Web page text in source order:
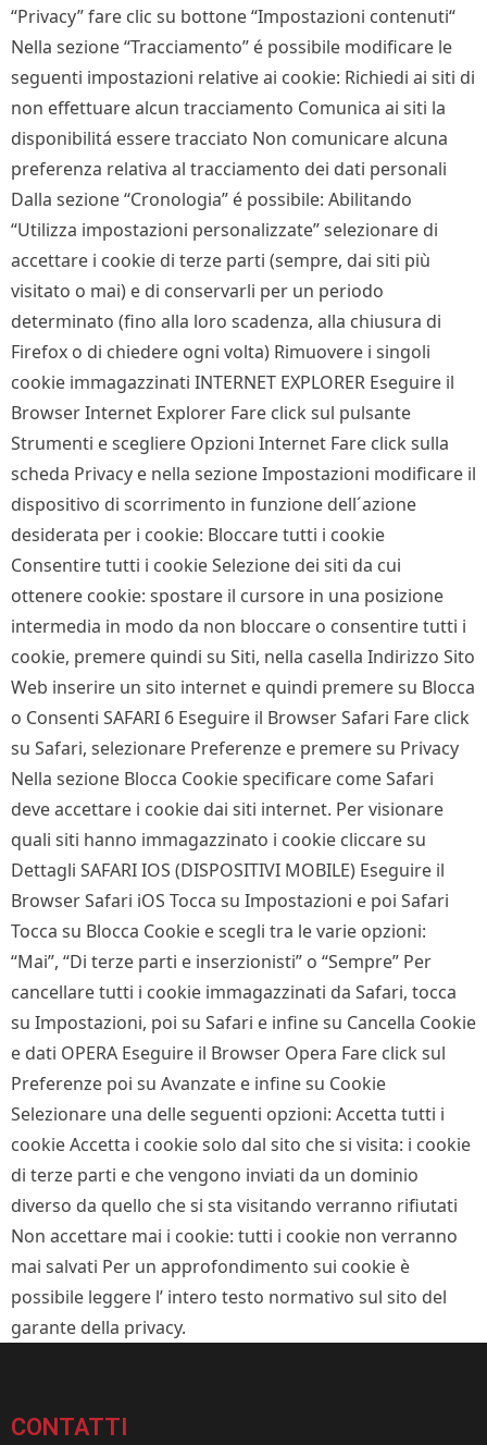
“Privacy” fare clic su bottone “Impostazioni contenuti“
Nella sezione “Tracciamento” é possibile modificare le
seguenti impostazioni relative ai cookie: Richiedi ai siti di
non effettuare alcun tracciamento Comunica ai siti la
disponibilitá essere tracciato Non comunicare alcuna
preferenza relativa al tracciamento dei dati personali
Dalla sezione “Cronologia” é possibile: Abilitando
“Utilizza impostazioni personalizzate” selezionare di
accettare i cookie di terze parti (sempre, dai siti più
visitato o mai) e di conservarli per un periodo
determinato (fino alla loro scadenza, alla chiusura di
Firefox o di chiedere ogni volta) Rimuovere i singoli
cookie immagazzinati INTERNET EXPLORER Eseguire il
Browser Internet Explorer Fare click sul pulsante
Strumenti e scegliere Opzioni Internet Fare click sulla
scheda Privacy e nella sezione Impostazioni modificare il
dispositivo di scorrimento in funzione dell´azione
desiderata per i cookie: Bloccare tutti i cookie
Consentire tutti i cookie Selezione dei siti da cui
ottenere cookie: spostare il cursore in una posizione
intermedia in modo da non bloccare o consentire tutti i
cookie, premere quindi su Siti, nella casella Indirizzo Sito
Web inserire un sito internet e quindi premere su Blocca
o Consenti SAFARI 6 Eseguire il Browser Safari Fare click
su Safari, selezionare Preferenze e premere su Privacy
Nella sezione Blocca Cookie specificare come Safari
deve accettare i cookie dai siti internet. Per visionare
quali siti hanno immagazzinato i cookie cliccare su
Dettagli SAFARI IOS (DISPOSITIVI MOBILE) Eseguire il
Browser Safari iOS Tocca su Impostazioni e poi Safari
Tocca su Blocca Cookie e scegli tra le varie opzioni:
“Mai”, “Di terze parti e inserzionisti” o “Sempre” Per
cancellare tutti i cookie immagazzinati da Safari, tocca
su Impostazioni, poi su Safari e infine su Cancella Cookie
e dati OPERA Eseguire il Browser Opera Fare click sul
Preferenze poi su Avanzate e infine su Cookie
Selezionare una delle seguenti opzioni: Accetta tutti i
cookie Accetta i cookie solo dal sito che si visita: i cookie
di terze parti e che vengono inviati da un dominio
diverso da quello che si sta visitando verranno rifiutati
Non accettare mai i cookie: tutti i cookie non verranno
mai salvati Per un approfondimento sui cookie è
possibile leggere l’ intero testo normativo sul sito del
garante della privacy.
CONTATTI